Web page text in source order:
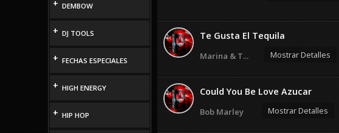
+ DEMBOW
+ DJ TOOLS
+ FECHAS ESPECIALES
+ HIGH ENERGY
+ HIP HOP
Te Gusta El Tequila
Marina & T... Mostrar Detalles
Could You Be Love Azucar
Bob Marley Mostrar Detalles